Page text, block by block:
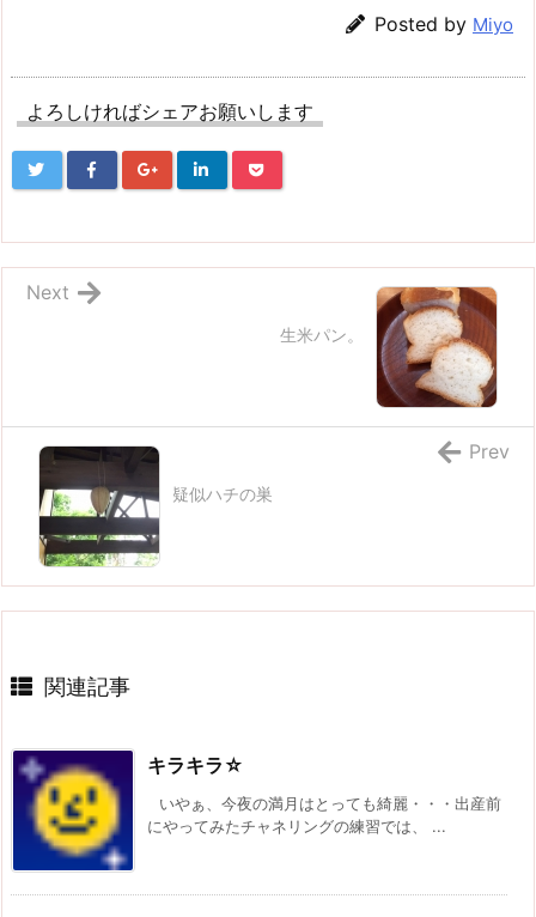
Posted by Miyo
よろしければシェアお願いします
生米パン。
Next
疑似ハチの巣
Prev
関連記事
キラキラ☆
いやぁ、今夜の満月はとっても綺麗・・・出産前
にやってみたチャネリングの練習では、 ...